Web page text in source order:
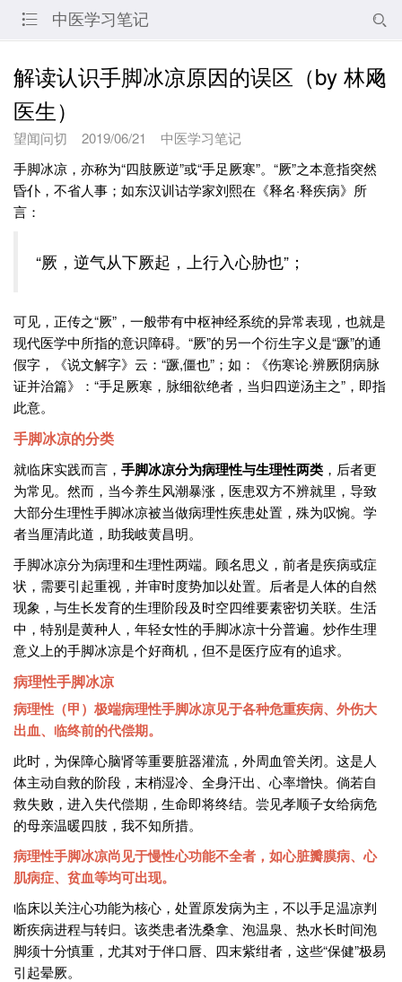
 中医学习笔记 
解读认识手脚冰凉原因的误区（by 林飏
医生）
望闻问切 2019/06/21
中医学习笔记
手脚冰凉，亦称为“四肢厥逆”或“手足厥寒”。“厥”之本意指突然
昏仆，不省人事；如东汉训诂学家刘熙在《释名·释疾病》所
言：
“厥，逆气从下厥起，上行入心胁也”；
可见，正传之“厥”，一般带有中枢神经系统的异常表现，也就是
现代医学中所指的意识障碍。“厥”的另一个衍生字义是“蹶”的通
假字，《说文解字》云：“蹶,僵也”；如：《伤寒论·辨厥阴病脉
证并治篇》：“手足厥寒，脉细欲绝者，当归四逆汤主之”，即指
此意。
手脚冰凉的分类
就临床实践而言， 手脚冰凉分为病理性与生理性两类 ，后者更
为常见。然而，当今养生风潮暴涨，医患双方不辨就里，导致
大部分生理性手脚冰凉被当做病理性疾患处置，殊为叹惋。学
者当厘清此道，助我岐黄昌明。
手脚冰凉分为病理和生理性两端。顾名思义，前者是疾病或症
状，需要引起重视，并审时度势加以处置。后者是人体的自然
现象，与生长发育的生理阶段及时空四维要素密切关联。生活
中，特别是黄种人，年轻女性的手脚冰凉十分普遍。炒作生理
意义上的手脚冰凉是个好商机，但不是医疗应有的追求。
病理性手脚冰凉
病理性（甲）极端病理性手脚冰凉见于各种危重疾病、外伤大
出血、临终前的代偿期。
此时，为保障心脑肾等重要脏器灌流，外周血管关闭。这是人
体主动自救的阶段，末梢湿冷、全身汗出、心率增快。倘若自
救失败，进入失代偿期，生命即将终结。尝见孝顺子女给病危
的母亲温暖四肢，我不知所措。
病理性手脚冰凉尚见于慢性心功能不全者，如心脏瓣膜病、心
肌病症、贫血等均可出现。
临床以关注心功能为核心，处置原发病为主，不以手足温凉判
断疾病进程与转归。该类患者洗桑拿、泡温泉、热水长时间泡
脚须十分慎重，尤其对于伴口唇、四末紫绀者，这些“保健”极易
引起晕厥。